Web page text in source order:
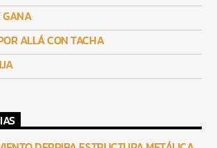
GANA
ALLÁ CON TACHA